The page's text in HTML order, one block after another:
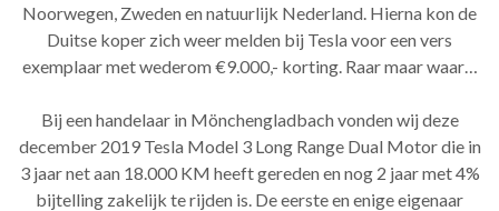
Noorwegen, Zweden en natuurlijk Nederland. Hierna kon de
Duitse koper zich weer melden bij Tesla voor een vers
exemplaar met wederom €9.000,- korting. Raar maar waar…
Bij een handelaar in Mönchengladbach vonden wij deze
december 2019 Tesla Model 3 Long Range Dual Motor die in
3 jaar net aan 18.000 KM heeft gereden en nog 2 jaar met 4%
bijtelling zakelijk te rijden is. De eerste en enige eigenaar